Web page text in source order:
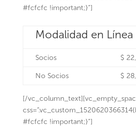
#fcfcfc !important;}”]
Modalidad en Línea
Socios $
No Socios $
[/
#fcfcfc !important;}”]